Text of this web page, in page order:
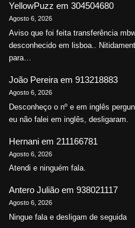
YellowPuzz em 304504680
Agosto 6, 2026
Aviso que foi feita transferência
desconhecido em lisboa..
para…
João Pereira em 913218883
Agosto 6, 2026
Desconheço o nº e em inglês
eu não falei em inglês, desligaram.
Hernani em 211166781
Agosto 6, 2026
Atendi e ninguém fala.
Antero Julião em 938021117
Agosto 6, 2026
Ningue fala e desligam de seguida